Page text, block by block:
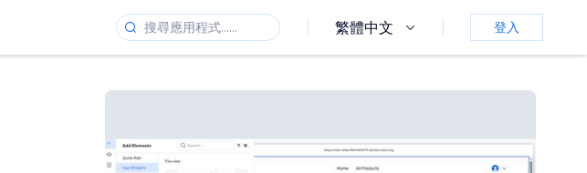
繁體中文 登入